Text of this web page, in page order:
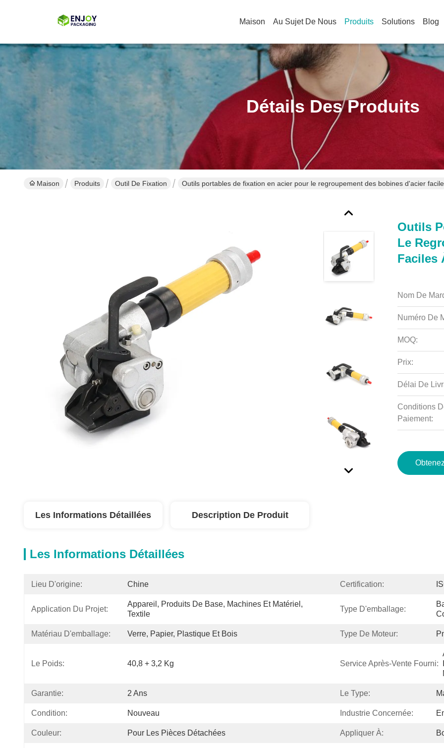
Maison Au Sujet De Nous Produits Solutions Blog
Détails Des Produits
Maison Produits Outil De Fixation Outils portables de fixation en acier pour le regroupement des bobines d'acier
Outils
Le
Faciles
Nom De
Numéro De
MOQ:
Prix:
Délai De
Conditions
Paiement:
Les Informations Détaillées Description De Produit
Les Informations Détaillées
Lieu D'origine: Chine Certification:
Application Du Projet:
Appareil, Produits De Base, Machines Et Matériel,
Textile
Type D'emballage:
Matériau D'emballage: Verre, Papier, Plastique Et Bois Type De Moteur:
Le Poids: 40,8 + 3,2 Kg Service Après-Vente Fourni:
Garantie: 2 Ans Le Type:
Condition: Nouveau Industrie Concernée:
Couleur: Pour Les Pièces Détachées Appliquer À: